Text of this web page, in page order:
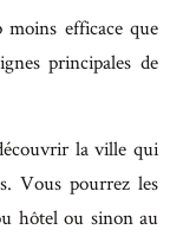
moins efficace que
principales de
la ville qui
Vous pourrez les
hôtel ou sinon au